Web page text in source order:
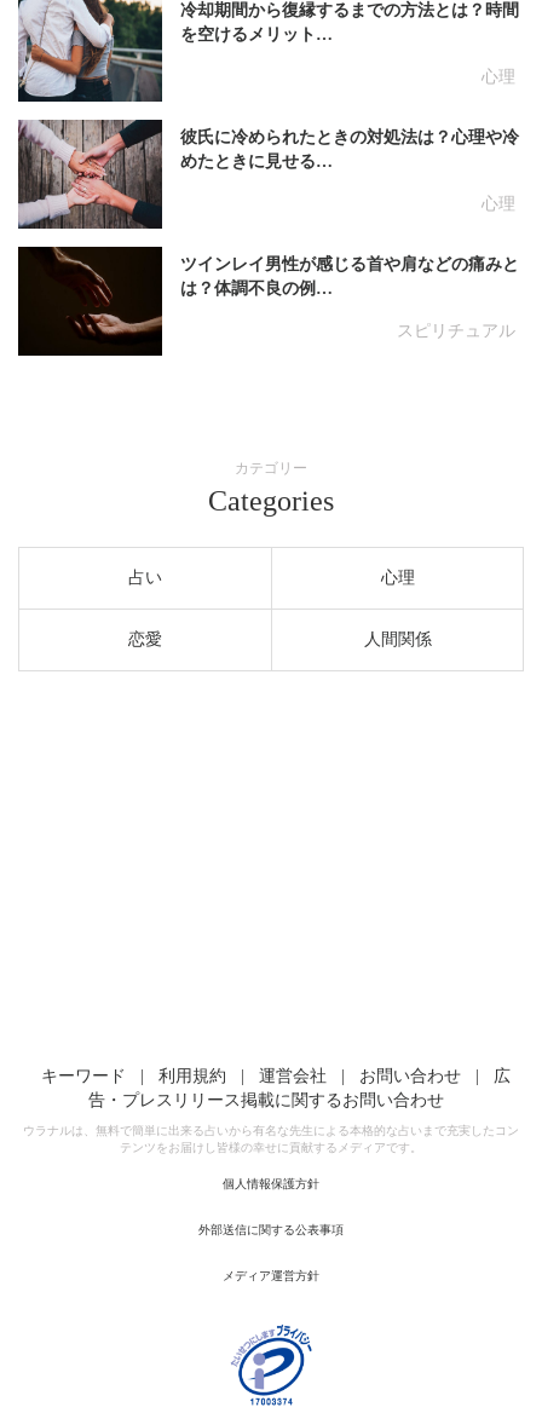
心理
冷却期間から復縁するまでの方法とは？時間
を空けるメリット…
心理
彼氏に冷められたときの対処法は？心理や冷
めたときに見せる…
スピリチュアル
ツインレイ男性が感じる首や肩などの痛みと
は？体調不良の例…
カテゴリー
Categories
占い 心理
恋愛 人間関係
キーワード | 利用規約 | 運営会社 | お問い合わせ |
広
告・プレスリリース掲載に関するお問い合わせ
ウラナルは、無料で簡単に出来る占いから有名な先生による本格的な占いまで充実したコン
テンツをお届けし皆様の幸せに貢献するメディアです。
個人情報保護方針
外部送信に関する公表事項
メディア運営方針